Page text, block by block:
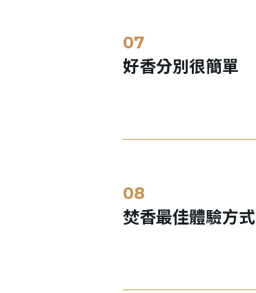
好香分別很簡單
焚香最佳體驗方式